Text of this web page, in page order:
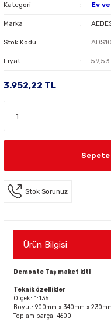
Kategori Ev
Marka
Stok Kodu
Fiyat 59,53
3.952,22 TL
Sepete
Stok Sorunuz
Ürün Bilgisi
Demonte Taş maket kiti
Teknik özellikler
Ölçek: 1:135
Boyut: 900mm x 340mm x
Toplam parça: 4600